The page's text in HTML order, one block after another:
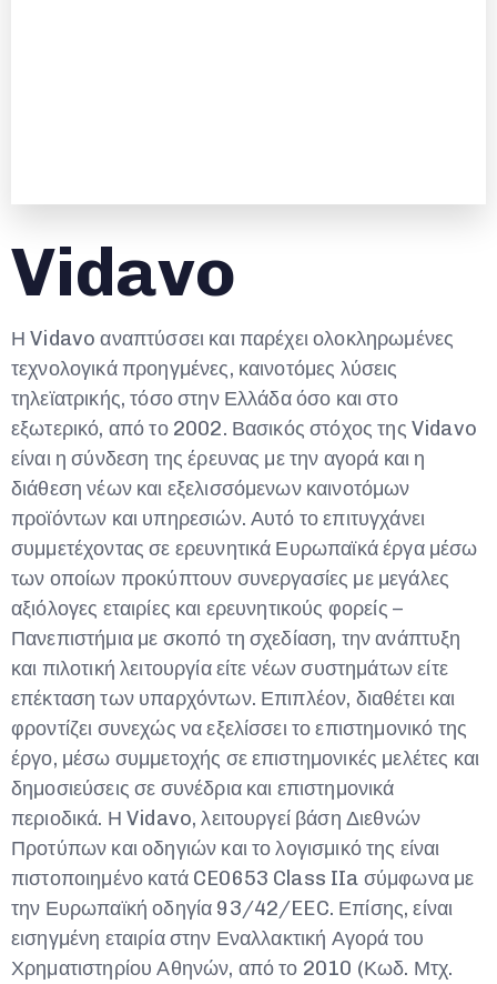
Vidavo
Η Vidavo αναπτύσσει και παρέχει ολοκληρωμένες
τεχνολογικά προηγμένες, καινοτόμες λύσεις
τηλεϊατρικής, τόσο στην Ελλάδα όσο και στο
εξωτερικό, από το 2002. Βασικός στόχος της Vidavo
είναι η σύνδεση της έρευνας με την αγορά και η
διάθεση νέων και εξελισσόμενων καινοτόμων
προϊόντων και υπηρεσιών. Αυτό το επιτυγχάνει
συμμετέχοντας σε ερευνητικά Ευρωπαϊκά έργα μέσω
των οποίων προκύπτουν συνεργασίες με μεγάλες
αξιόλογες εταιρίες και ερευνητικούς φορείς –
Πανεπιστήμια με σκοπό τη σχεδίαση, την ανάπτυξη
και πιλοτική λειτουργία είτε νέων συστημάτων είτε
επέκταση των υπαρχόντων. Επιπλέον, διαθέτει και
φροντίζει συνεχώς να εξελίσσει το επιστημονικό της
έργο, μέσω συμμετοχής σε επιστημονικές μελέτες και
δημοσιεύσεις σε συνέδρια και επιστημονικά
περιοδικά. Η Vidavo, λειτουργεί βάση Διεθνών
Προτύπων και οδηγιών και το λογισμικό της είναι
πιστοποιημένο κατά CE0653 Class IIa σύμφωνα με
την Ευρωπαϊκή οδηγία 93/42/EEC. Επίσης, είναι
εισηγμένη εταιρία στην Εναλλακτική Αγορά του
Χρηματιστηρίου Αθηνών, από το 2010 (Κωδ. Μτχ.